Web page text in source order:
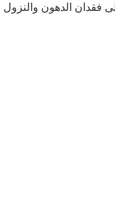
فقدان الدهون والنزول